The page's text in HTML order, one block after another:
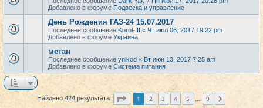
Добавлено в форуме Подвеска и управление
День Рождения ГАЗ-24 15.07.2017
Последнее сообщение Korol-III « Чт июл 06, 2017 19:22 pm
Добавлено в форуме Украина
метан
Последнее сообщение ynikod « Вт июн 13, 2017 7:25 am
Добавлено в форуме Система питания
Найдено 424 результата Страница из
1 2 3 4 5 9